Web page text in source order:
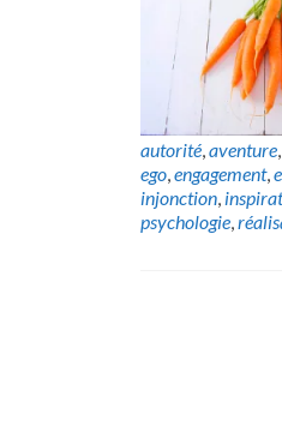
autorité,aventure,
ego,engagement,
injonction,
psychologie,